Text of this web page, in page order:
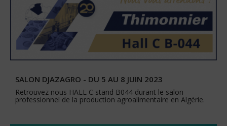
SALON DJAZAGRO - DU 5 AU 8 JUIN 2023
Retrouvez nous HALL C stand B044 durant le salon
professionnel de la production agroalimentaire en Algérie.